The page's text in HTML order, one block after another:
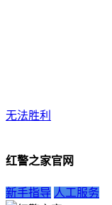
无法胜利
红警之家官网
新手指导 人工服务